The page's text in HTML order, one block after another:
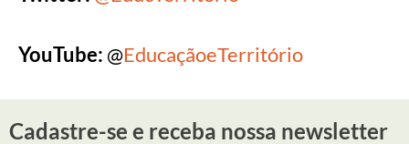
YouTube: @EducaçãoeTerritório
Cadastre-se e receba nossa newsletter